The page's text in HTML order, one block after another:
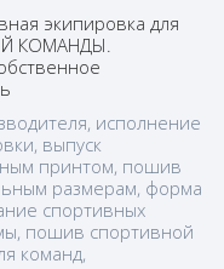
экипировка для
КОМАНДЫ.
исполнение
выпуск
принтом, пошив
размерам, форма
спортивных
пошив спортивной
команд,